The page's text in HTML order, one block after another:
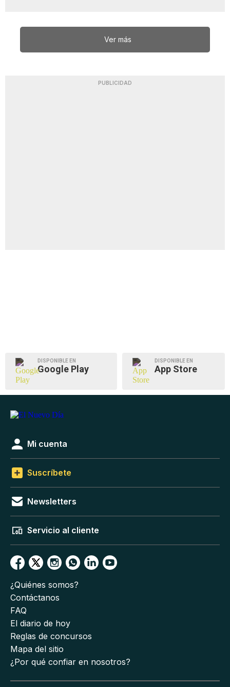
Ver más
PUBLICIDAD
DISPONIBLE EN
Google Play
DISPONIBLE EN
App Store
Mi cuenta
Suscríbete
Newsletters
Servicio al cliente
¿Quiénes somos?
Contáctanos
FAQ
El diario de hoy
Reglas de concursos
Mapa del sitio
¿Por qué confiar en nosotros?